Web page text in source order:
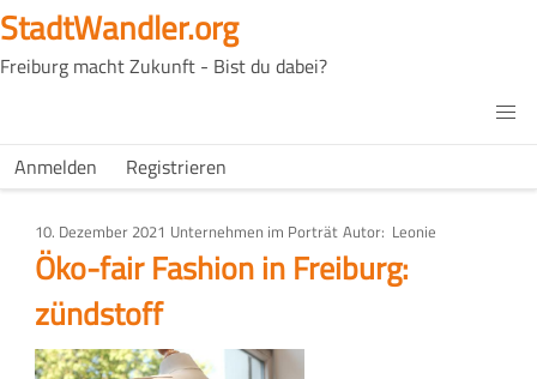
Direkt
zum
Inhalt
StadtWandler.org
Freiburg macht Zukunft - Bist du dabei?
Main
H4C
USER
Anmelden Registrieren
10. Dezember 2021 Art
des
Artikels
Unternehmen im Porträt Autor Leonie
Öko-fair Fashion in Freiburg:
zündstoff
Bild